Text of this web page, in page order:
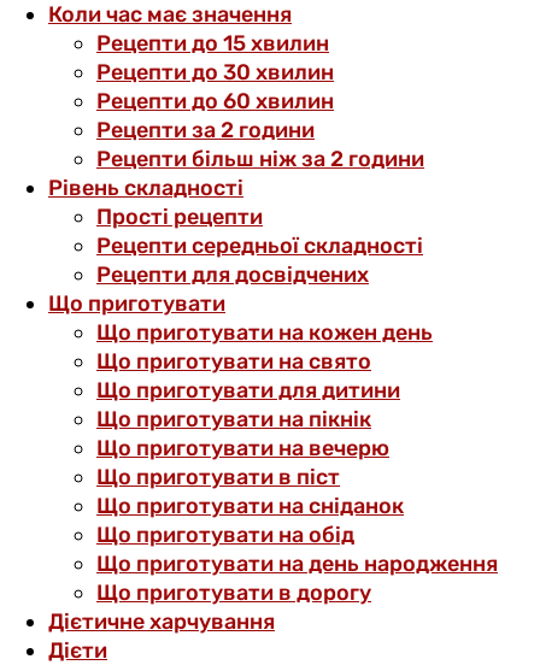
Коли час має значення
Рецепти до 15 хвилин
Рецепти до 30 хвилин
Рецепти до 60 хвилин
Рецепти за 2 години
Рецепти більш ніж за 2 години
Рівень складності
Прості рецепти
Рецепти середньої складності
Рецепти для досвідчених
Що приготувати
Що приготувати на кожен день
Що приготувати на свято
Що приготувати для дитини
Що приготувати на пікнік
Що приготувати на вечерю
Що приготувати в піст
Що приготувати на сніданок
Що приготувати на обід
Що приготувати на день народження
Що приготувати в дорогу
Дієтичне харчування
Дієти